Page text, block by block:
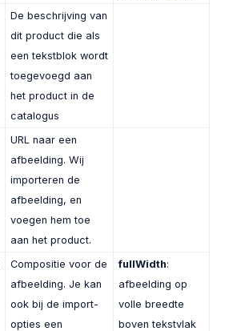
De beschrijving van
dit product die als
een tekstblok wordt
toegevoegd aan
het product in de
catalogus
URL naar een
afbeelding. Wij
importeren de
afbeelding, en
voegen hem toe
aan het product.
Compositie voor de
afbeelding. Je kan
ook bij de import-
opties een
fullWidth:
afbeelding op
volle breedte
boven tekstvlak